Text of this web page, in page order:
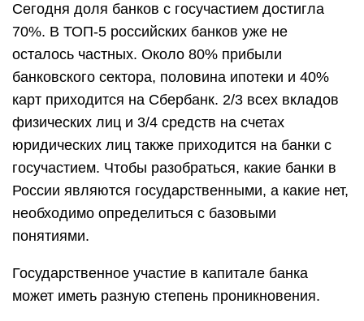
Сегодня доля банков с госучастием достигла
70%. В ТОП-5 российских банков уже не
осталось частных. Около 80% прибыли
банковского сектора, половина ипотеки и 40%
карт приходится на Сбербанк. 2/3 всех вкладов
физических лиц и 3/4 средств на счетах
юридических лиц также приходится на банки с
госучастием. Чтобы разобраться, какие банки в
России являются государственными, а какие нет,
необходимо определиться с базовыми
понятиями.
Государственное участие в капитале банка
может иметь разную степень проникновения.